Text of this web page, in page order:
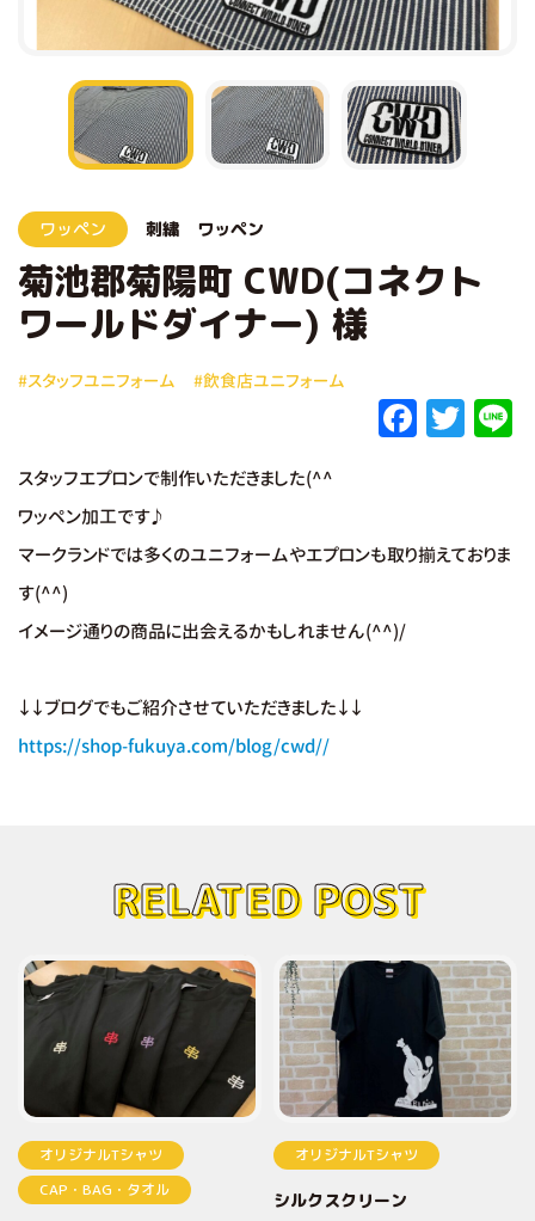
ワッペン 刺繍 ワッペン
菊池郡菊陽町 CWD(コネクト
ワールドダイナー) 様
#スタッフユニフォーム #飲食店ユニフォーム
F
e
b
T
r
スタッフエプロンで制作いただきました(^^
ワッペン加工です♪
マークランドでは多くのユニフォームやエプロンも取り揃えておりま
す(^^)
イメージ通りの商品に出会えるかもしれません(^^)/
↓↓ブログでもご紹介させていただきました↓↓
https://shop-fukuya.com/blog/cwd//
RELATED POST
オリジナルTシャツ
CAP・BAG・タオル
オリジナルTシャツ
シルクスクリーン